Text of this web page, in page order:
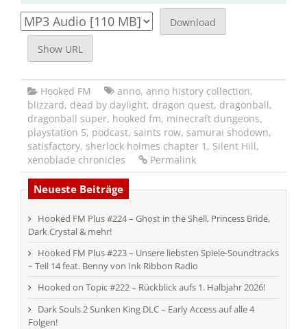
Download
Show URL
Hooked FM anno, anno history collection,
blizzard, dead by daylight, dragon quest, dragonball,
dragonball super, hooked fm, minecraft dungeons,
playstation 5, podcast, saints row, samurai shodown,
satisfactory, sherlock holmes chapter 1 , Silent Hill,
xenoblade chronicles
Permalink
Neueste Beiträge
Hooked FM Plus #224 – Ghost in the Shell, Princess Bride,
Dark Crystal & mehr!
Hooked FM Plus #223 – Unsere liebsten Spiele-Soundtracks
– Teil 14 feat. Benny von Ink Ribbon Radio
Hooked on Topic #222 – Rückblick aufs 1. Halbjahr 2026!
Dark Souls 2 Sunken King DLC – Early Access auf alle 4
Folgen!